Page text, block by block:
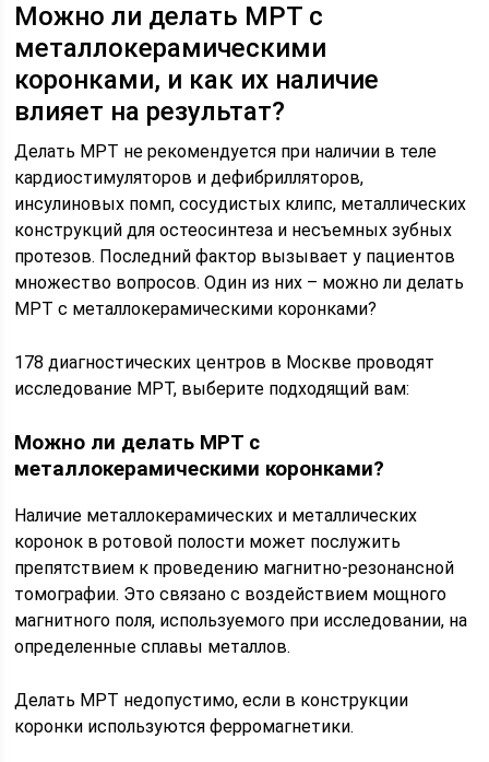
Можно ли делать МРТ с
металлокерамическими
коронками, и как их наличие
влияет на результат?
Делать МРТ не рекомендуется при наличии в теле
кардиостимуляторов и дефибрилляторов,
инсулиновых помп, сосудистых клипс, металлических
конструкций для остеосинтеза и несъемных зубных
протезов. Последний фактор вызывает у пациентов
множество вопросов. Один из них – можно ли делать
МРТ с металлокерамическими коронками?
178 диагностических центров в Москве проводят
исследование МРТ, выберите подходящий вам:
Можно ли делать МРТ с
металлокерамическими коронками?
Наличие металлокерамических и металлических
коронок в ротовой полости может послужить
препятствием к проведению магнитно-резонансной
томографии. Это связано с воздействием мощного
магнитного поля, используемого при исследовании, на
определенные сплавы металлов.
Делать МРТ недопустимо, если в конструкции
коронки используются ферромагнетики.